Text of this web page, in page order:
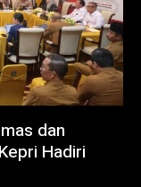
dan
Hadiri